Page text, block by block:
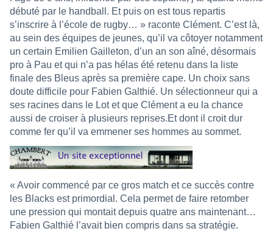
débuté par le handball. Et puis on est tous repartis
s’inscrire à l’école de rugby… » raconte Clément. C’est là,
au sein des équipes de jeunes, qu’il va côtoyer notamment
un certain Emilien Gailleton, d’un an son aîné, désormais
pro à Pau et qui n’a pas hélas été retenu dans la liste
finale des Bleus après sa première cape. Un choix sans
doute difficile pour Fabien Galthié. Un sélectionneur qui a
ses racines dans le Lot et que Clément a eu la chance
aussi de croiser à plusieurs reprises.Et dont il croit dur
comme fer qu’il va emmener ses hommes au sommet.
« Avoir commencé par ce gros match et ce succès contre
les Blacks est primordial. Cela permet de faire retomber
une pression qui montait depuis quatre ans maintenant…
Fabien Galthié l’avait bien compris dans sa stratégie.